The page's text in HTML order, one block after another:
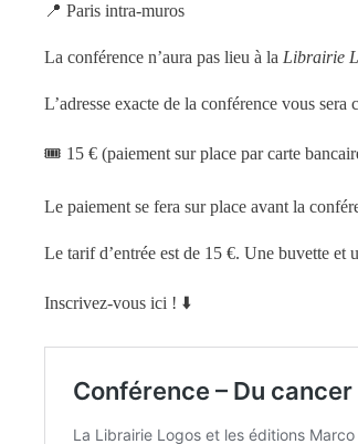
📍 Paris intra-muros
La conférence n’aura pas lieu à la Librairie
L’adresse exacte de la conférence vous
🎟️ 15 € (paiement sur place par carte
Le paiement se fera sur place avant la
Le tarif d’entrée est de 15 €. Une buvette et
Inscrivez-vous ici ! ⬇️